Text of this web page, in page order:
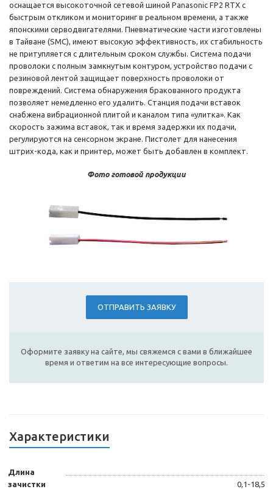
оснащается высокоточной сетевой шиной Panasonic FP2 RTX с
быстрым откликом и мониторинг в реальном времени, а также
японскими серводвигателями. Пневматические части изготовлены
в Тайване (SMC), имеют высокую эффективность, их стабильность
не притупляется с длительным сроком службы. Система подачи
проволоки с полным замкнутым контуром, устройство подачи с
резиновой лентой защищает поверхность проволоки от
повреждений. Система обнаружения бракованного продукта
позволяет немедленно его удалить. Станция подачи вставок
снабжена вибрационной плитой и каналом типа «улитка». Как
скорость зажима вставок, так и время задержки их подачи,
регулируются на сенсорном экране. Пистолет для нанесения
штрих-кода, как и принтер, может быть добавлен в комплект.
Фото готовой продукции
ОТПРАВИТЬ ЗАЯВКУ
Оформите заявку на сайте, мы свяжемся с вами в ближайшее
время и ответим на все интересующие вопросы.
Характеристики
Длина
зачистки
0,1-18,5